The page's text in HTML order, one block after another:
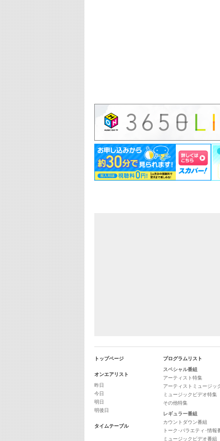
トップページ
オンエアリスト
昨日
今日
明日
明後日
タイムテーブル
プログラムリスト
スペシャル番組
アーティスト特集
アーティストミュージッ
ミュージックビデオ特集
その他特集
レギュラー番組
カウントダウン番組
トーク･バラエティ･情報
ミュージックビデオ番組